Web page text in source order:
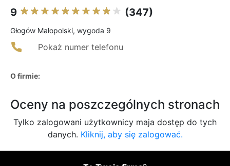
9 (347)
Głogów Małopolski, wygoda 9
Pokaż numer telefonu
O firmie:
Oceny na poszczególnych stronach
Tylko zalogowani użytkownicy maja dostęp do tych
danych. Kliknij, aby się zalogować.